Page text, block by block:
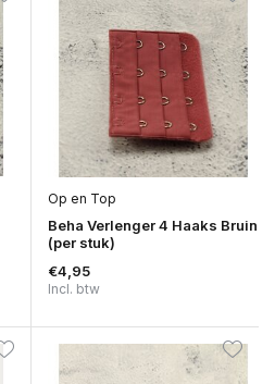
Op en Top
Beha Verlenger 4 Haaks Bruin
(per stuk)
€4,95
Incl. btw